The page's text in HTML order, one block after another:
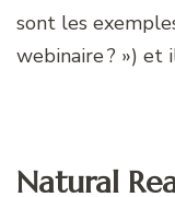
sont les
webinaire ? ») et
Natural